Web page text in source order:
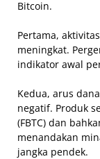
Bitcoin.
Pertama,
meningkat.
indikator awal
Kedua, arus
negatif. Produk
(FBTC) dan
menandakan
jangka pendek.